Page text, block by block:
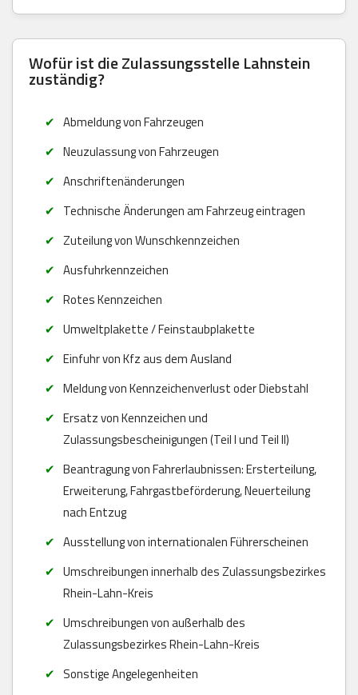
Wofür ist die Zulassungsstelle Lahnstein
zuständig?
Abmeldung von Fahrzeugen
Neuzulassung von Fahrzeugen
Anschriftenänderungen
Technische Änderungen am Fahrzeug eintragen
Zuteilung von Wunschkennzeichen
Ausfuhrkennzeichen
Rotes Kennzeichen
Umweltplakette / Feinstaubplakette
Einfuhr von Kfz aus dem Ausland
Meldung von Kennzeichenverlust oder Diebstahl
Ersatz von Kennzeichen und
Zulassungsbescheinigungen (Teil I und Teil II)
Beantragung von Fahrerlaubnissen: Ersterteilung,
Erweiterung, Fahrgastbeförderung, Neuerteilung
nach Entzug
Ausstellung von internationalen Führerscheinen
Umschreibungen innerhalb des Zulassungsbezirkes
Rhein-Lahn-Kreis
Umschreibungen von außerhalb des
Zulassungsbezirkes Rhein-Lahn-Kreis
Sonstige Angelegenheiten